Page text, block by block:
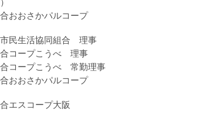
おおさかパルコープ
民生活協同組合 理事
コープこうべ 理事
コープこうべ 常勤理事
おおさかパルコープ
エスコープ大阪